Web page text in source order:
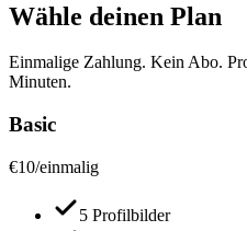
Wähle deinen Plan
Einmalige Zahlung. Kein Abo.
Minuten.
Basic
€10/einmalig
5 Profilbilder